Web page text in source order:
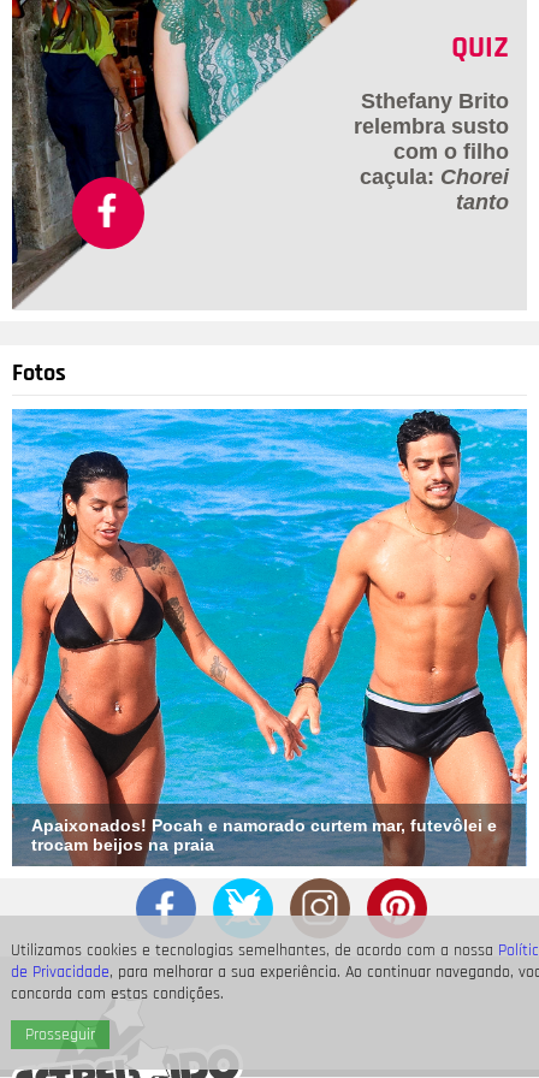
Utilizamos cookies e tecnologias semelhantes, de acordo com a nossa
de Privacidade, para melhorar a sua experiência. Ao continuar navegando,
concorda com estas condições.
Prosseguir
QUIZ
Sthefany Brito
relembra susto
com o filho
caçula: Chorei
tanto
Fotos
Apaixonados! Pocah e namorado curtem mar, futevôlei e
trocam beijos na praia